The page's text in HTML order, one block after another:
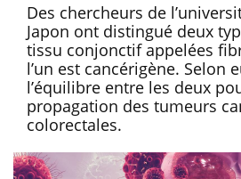
Des chercheurs de
Japon ont distingué deux
tissu conjonctif appelées
l’un est cancérigène. Selon
l’équilibre entre les deux
propagation des tumeurs
colorectales.